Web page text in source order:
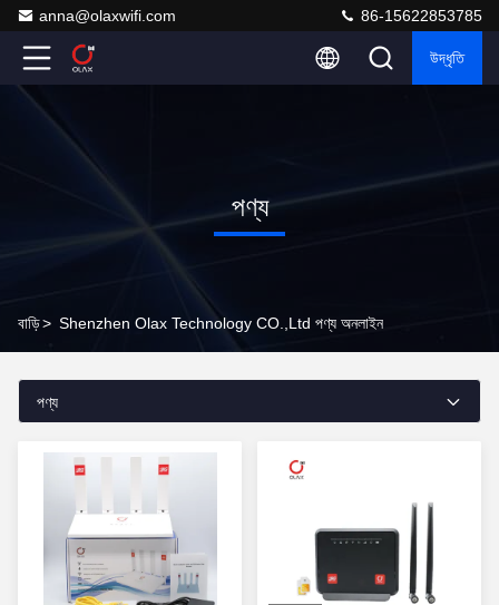
anna@olaxwifi.com 86-15622853785
উদ্ধৃতি
পণ্য
বাড়ি> Shenzhen Olax Technology CO.,Ltd পণ্য অনলাইন
পণ্য